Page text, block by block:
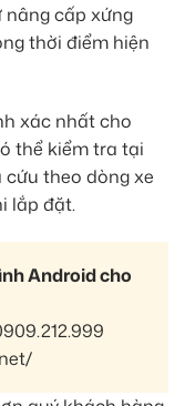
nâng cấp xứng
thời điểm hiện
xác nhất cho
thể kiểm tra tại
cứu theo dòng xe
lắp đặt.
Android cho